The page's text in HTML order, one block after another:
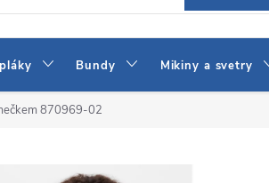
Bundy Mikiny a svetry
870969-02